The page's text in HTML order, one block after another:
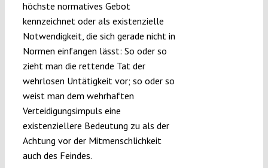
höchste normatives Gebot
kennzeichnet oder als existenzielle
Notwendigkeit, die sich gerade nicht in
Normen einfangen lässt: So oder so
zieht man die rettende Tat der
wehrlosen Untätigkeit vor; so oder so
weist man dem wehrhaften
Verteidigungsimpuls eine
existenziellere Bedeutung zu als der
Achtung vor der Mitmenschlichkeit
auch des Feindes.